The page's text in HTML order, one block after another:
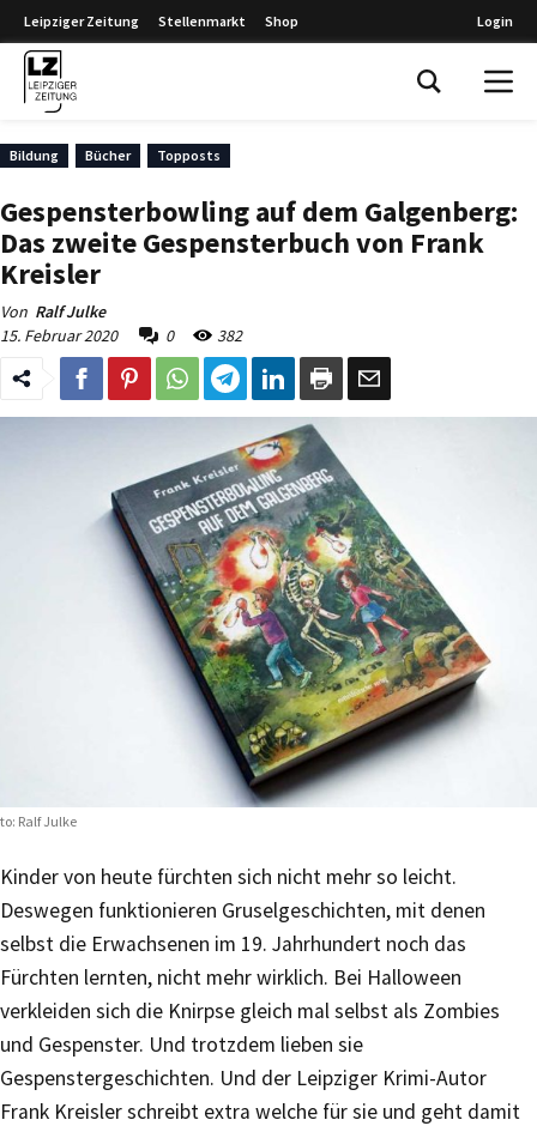
Leipziger Zeitung Stellenmarkt Shop Login
Bildung Bücher Topposts
Gespensterbowling auf dem Galgenberg:
Das zweite Gespensterbuch von Frank
Kreisler
Von Ralf Julke
15. Februar 2020
0 382
Ralf Julke
Kinder von heute fürchten sich nicht mehr so leicht.
Deswegen funktionieren Gruselgeschichten, mit denen
selbst die Erwachsenen im 19. Jahrhundert noch das
Fürchten lernten, nicht mehr wirklich. Bei Halloween
verkleiden sich die Knirpse gleich mal selbst als Zombies
und Gespenster. Und trotzdem lieben sie
Gespenstergeschichten. Und der Leipziger Krimi-Autor
Frank Kreisler schreibt extra welche für sie und geht damit